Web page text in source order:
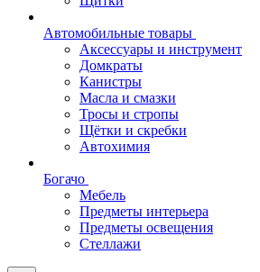
Автомобильные товары
Аксессуары и инструмент
Домкраты
Канистры
Масла и смазки
Тросы и стропы
Щётки и скребки
Автохимия
Богачо
Мебель
Предметы интерьера
Предметы освещения
Стеллажи